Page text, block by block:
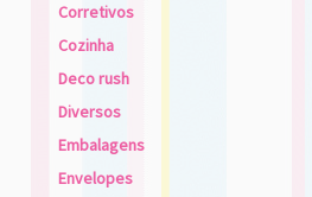
Corretivos
Cozinha
Deco rush
Diversos
Embalagens
Envelopes